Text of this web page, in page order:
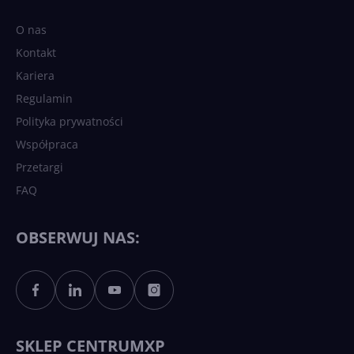
O nas
Kontakt
Kariera
Regulamin
Polityka prywatności
Współpraca
Przetargi
FAQ
OBSERWUJ NAS:
SKLEP CENTRUMXP